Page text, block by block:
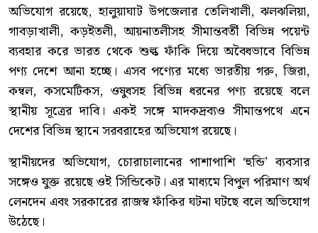
অভিযোগ রয়েছে, হালুয়াঘাট উপজেলার তেলিখালী, ঝলঝলিয়া,
গাবড়াখালী, কড়ইতলী, আয়নাতলীসহ সীমান্তবর্তী বিভিন্ন পয়েন্ট
ব্যবহার করে ভারত থেকে শুল্ক ফাঁকি দিয়ে অবৈধভাবে বিভিন্ন
পণ্য দেশে আনা হচ্ছে। এসব পণ্যের মধ্যে ভারতীয় গরু, জিরা,
কম্বল, কসমেটিকস, ওষুধসহ বিভিন্ন ধরনের পণ্য রয়েছে বলে
স্থানীয় সূত্রের দাবি। একই সঙ্গে মাদকদ্রব্যও সীমান্তপথে এনে
দেশের বিভিন্ন স্থানে সরবরাহের অভিযোগ রয়েছে।
স্থানীয়দের অভিযোগ, চোরাচালানের পাশাপাশি ‘হুন্ডি’ ব্যবসার
সঙ্গেও যুক্ত রয়েছে ওই সিন্ডিকেট। এর মাধ্যমে বিপুল পরিমাণ অর্থ
লেনদেন এবং সরকারের রাজস্ব ফাঁকির ঘটনা ঘটছে বলে অভিযোগ
উঠেছে।